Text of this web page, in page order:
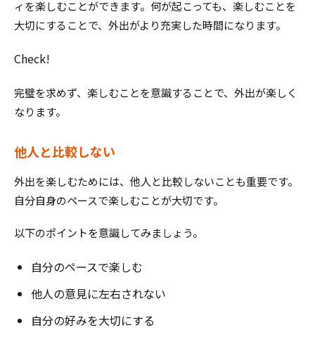
ィを楽しむことができます。何が起こっても、楽しむことを
大切にすることで、外出がより充実した時間になります。
Check!
完璧を求めず、楽しむことを意識することで、外出が楽しく
なります。
他人と比較しない
外出を楽しむためには、他人と比較しないことも重要です。
自分自身のペースで楽しむことが大切です。
以下のポイントを意識してみましょう。
自分のペースで楽しむ
他人の意見に左右されない
自分の好みを大切にする